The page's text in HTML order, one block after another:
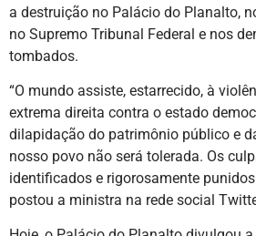
a destruição no Palácio do Planalto,
no Supremo Tribunal Federal e nos
tombados.
“O mundo assiste, estarrecido, à
extrema direita contra o estado
dilapidação do patrimônio público e
nosso povo não será tolerada. Os
identificados e rigorosamente
postou a ministra na rede social